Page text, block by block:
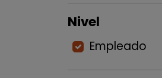
Nivel
Empleado